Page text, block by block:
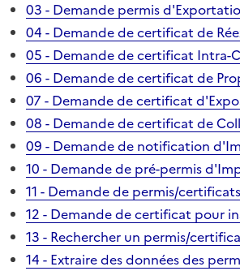
03 - Demande permis
04 - Demande de certificat de
05 - Demande de certificat Intra-
06 - Demande de certificat de
07 - Demande de certificat
08 - Demande de certificat de
09 - Demande de notification
10 - Demande de pré-permis
11 - Demande de permis/
12 - Demande de certificat pour
13 - Rechercher un permis/
14 - Extraire des données des